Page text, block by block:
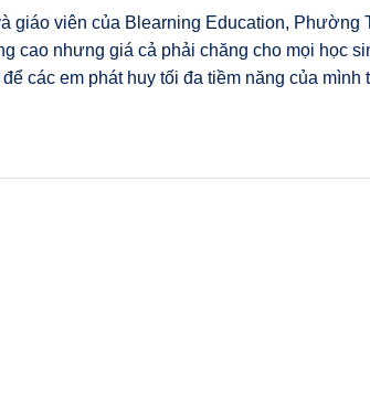
giáo viên của Blearning Education,
cao nhưng giá cả phải chăng cho mọi học
các em phát huy tối đa tiềm năng của